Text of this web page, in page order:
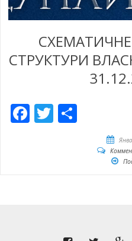
СТРУКТУРИ
Facebook
Twitter